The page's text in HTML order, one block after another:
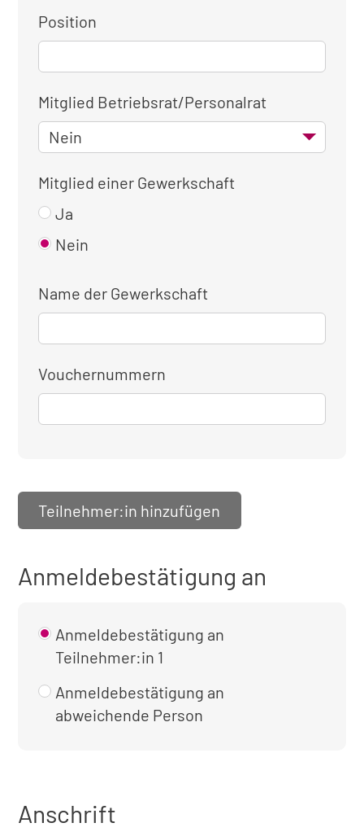
Position
Mitglied Betriebsrat/Personalrat
Mitglied einer Gewerkschaft
Ja
Nein
Name der Gewerkschaft
Vouchernummern
Teilnehmer:in hinzufügen
Anmeldebestätigung an
Anmeldebestätigung an
Teilnehmer:in 1
Anmeldebestätigung an
abweichende Person
Anschrift